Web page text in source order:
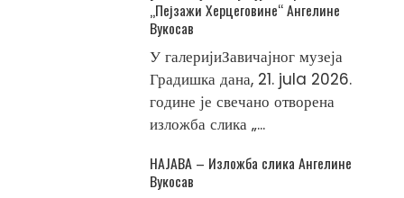
„Пејзажи Херцеговине“ Ангелине
Вукосав
У галеријиЗавичајног музеја
Градишка дана, 21. jula 2026.
године је свечано отворена
изложба слика „...
НАЈАВА – Изложба слика Ангелине
Вукосав